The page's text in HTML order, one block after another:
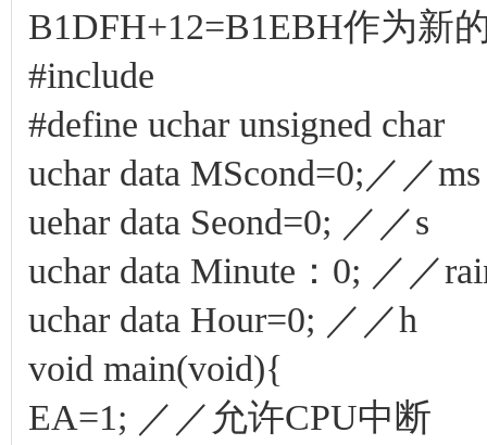
B1DFH+12=B1EBH作为新
#include
#define uchar unsigned char
uchar data MScond=0;／／ms
uehar data Seond=0; ／／s
uchar data Minute：0; ／／
uchar data Hour=0; ／／h
void main(void){
EA=1; ／／允许CPU中断